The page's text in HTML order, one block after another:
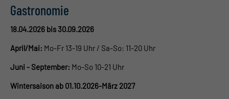
Gastronomie
18.04.2026 bis 30.09.2026
April/Mai: Mo-Fr 13-19 Uhr / Sa-So: 11-20 Uhr
Juni - September: Mo-So 10-21 Uhr
Wintersaison ab 01.10.2026-März 2027